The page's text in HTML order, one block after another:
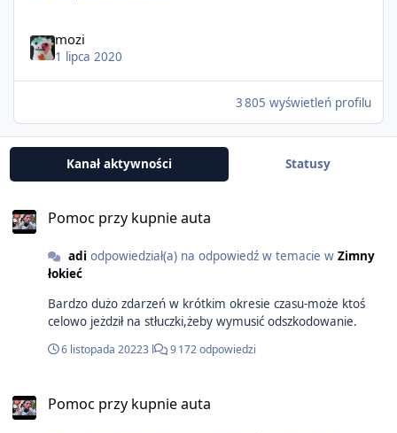
mozi
1 lipca 2020
3 805 wyświetleń profilu
Kanał aktywności Statusy
Pomoc przy kupnie auta
adi odpowiedział(a) na odpowiedź w temacie w Zimny
łokieć
Bardzo dużo zdarzeń w krótkim okresie czasu-może ktoś
celowo jeżdził na stłuczki,żeby wymusić odszkodowanie.
6 listopada 20223 l 9 172 odpowiedzi
Pomoc przy kupnie auta